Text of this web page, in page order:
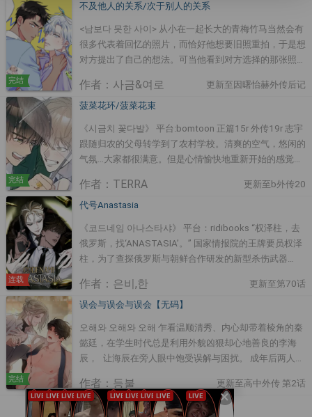
完结
不及他人的关系/次于别人的关系
<남보다 못한 사이> 从小在一起长大的青梅竹马当然会有
很多代表着回忆的照片，而恰好他想要旧照重拍，于是想
对方提出了自己的想法。可当他看到对方选择的那张照片
未满/不如陌生人的关系
作者：사금&여로 更新至因曙怡赫外传后记
完结
菠菜花环/菠菜花束
《시금치 꽃다발》 平台:bomtoon 正篇15r 外传19r 志宇
跟随归农的父母转学到了农村学校。清爽的空气，悠闲的
气氛…大家都很满意。但是心情愉快地重新开始的感觉也
志宇认为会被谁欺负，所以怀疑在学校唯独对自己刻薄的
东灿。 我的刘海…让人不知道你在想什么，先把刘海剃
作者：TERRA 更新至b外传20
连载
代号Anastasia
《코드네임 아나스타샤》 平台：ridibooks “权泽柱，去
俄罗斯，找‘ANASTASIA’。” 国家情报院的王牌要员权泽
柱，为了查探俄罗斯与朝鲜合作研发的新型杀伤武器
以及国情院为了初次在俄罗斯执行任务的他安排的当地合
作伙伴杰尼亚，让他更为混乱。 与俄罗斯政财界，甚至
露出的残忍暴戾令权泽柱感到紧张。另一边，杰尼亚对百
折不挠的权泽柱带来的新鲜感饶有兴趣。
作者：은비,한 更新至第70话
完结
误会与误会与误会【无码】
오해와 오해와 오해 乍看温顺清秀、内心却带着棱角的秦
懿廷，在学生时代总是利用外貌凶狠却心地善良的李海
辰， 让海辰在旁人眼中饱受误解与困扰。 成年后两人意
复杂的情绪与拉扯之中。 被逼到无法逃开的瞬间，懿廷
低声说—— 「海辰，跟最讨厌的人做这种事的感觉如
作者：등불 更新至高中外传 第2话
1 2 3 4 5 下一页
×